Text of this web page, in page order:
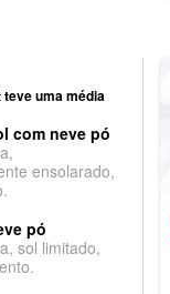
uma média
com neve pó
ensolarado,
pó
sol limitado,